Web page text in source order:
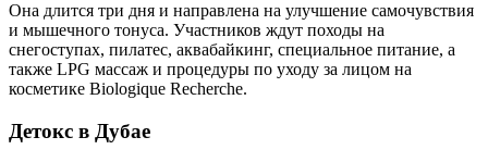
Она длится три дня и направлена на улучшение самочувствия
и мышечного тонуса. Участников ждут походы на
снегоступах, пилатес, аквабайкинг, специальное питание, а
также LPG массаж и процедуры по уходу за лицом на
косметике Biologique Recherche.
Детокс в Дубае